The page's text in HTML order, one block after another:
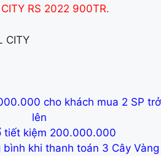
RS 2022 900TR.
cho khách mua 2 SP trở
lên
tiết kiệm 200.000.000
khi thanh toán 3 Cây Vàng